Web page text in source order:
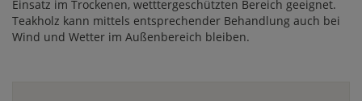
Einsatz im Trockenen, wetttergeschützten Bereich geeignet.
Teakholz kann mittels entsprechender Behandlung auch bei
Wind und Wetter im Außenbereich bleiben.